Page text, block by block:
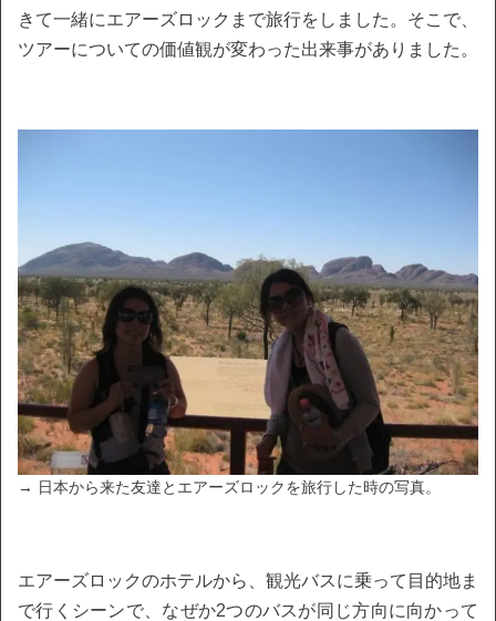
きて一緒にエアーズロックまで旅行をしました。そこで、
ツアーについての価値観が変わった出来事がありました。
→ 日本から来た友達とエアーズロックを旅行した時の写真。
エアーズロックのホテルから、観光バスに乗って目的地ま
で行くシーンで、なぜか2つのバスが同じ方向に向かって